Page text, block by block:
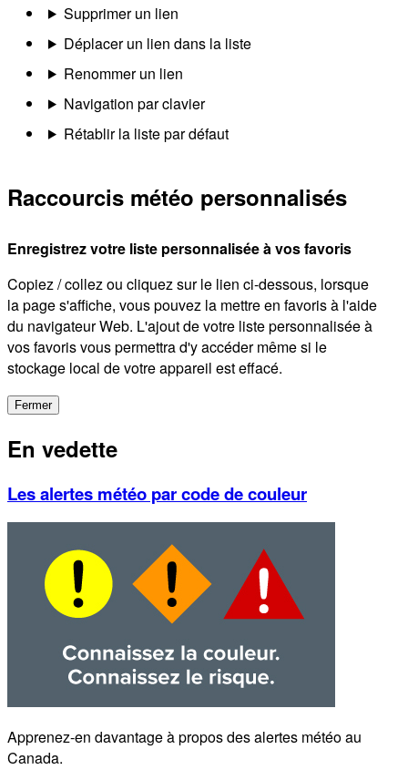
Supprimer un lien
Déplacer un lien dans la liste
Renommer un lien
Navigation par clavier
Rétablir la liste par défaut
Raccourcis météo personnalisés
Enregistrez votre liste personnalisée à vos favoris
Copiez / collez ou cliquez sur le lien ci-dessous, lorsque
la page s'affiche, vous pouvez la mettre en favoris à l'aide
du navigateur Web. L'ajout de votre liste personnalisée à
vos favoris vous permettra d'y accéder même si le
stockage local de votre appareil est effacé.
Fermer
En vedette
Les alertes météo par code de couleur
Apprenez-en davantage à propos des alertes météo au
Canada.